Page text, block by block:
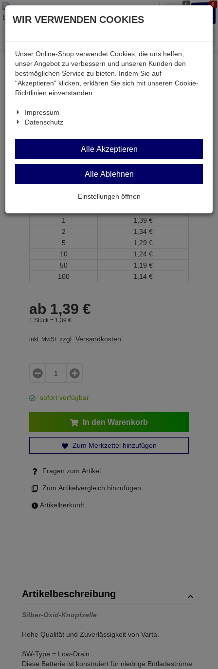
0 0
Menü
Weiter einkaufen Kessler electronic
Batterien & Akkus
V321
V321
Knopfzelle 1,55V 14,5mAh ø6,8x1,65mm
1
1, 39 €
2
1, 34 €
5
1, 29 €
10
1, 24 €
50
1, 19 €
100
1, 14 €
ab 1,39 €
1 Stück = 1, 39 €
inkl. MwSt. zzgl. Versandkosten
sofort verfügbar
In den Warenkorb
Zum Merkzettel hinzufügen
Fragen zum Artikel
Zum Artikelvergleich hinzufügen
Artikelherkunft
Artikelbeschreibung
Silber-Oxid-Knopfzelle
Hohe Qualität und Zuverlässigkeit von Varta.
SW-Type = Low-Drain
Diese Batterie ist konstruiert für niedrige Entladeströme
WIR VERWENDEN COOKIES
Unser Online-Shop verwendet Cookies, die uns helfen,
unser Angebot zu verbessern und unseren Kunden den
bestmöglichen Service zu bieten. Indem Sie auf
"Akzeptieren" klicken, erklären Sie sich mit unseren Cookie-
Richtlinien einverstanden.
Impressum
Datenschutz
Alle Akzeptieren
Alle Ablehnen
Einstellungen öffnen